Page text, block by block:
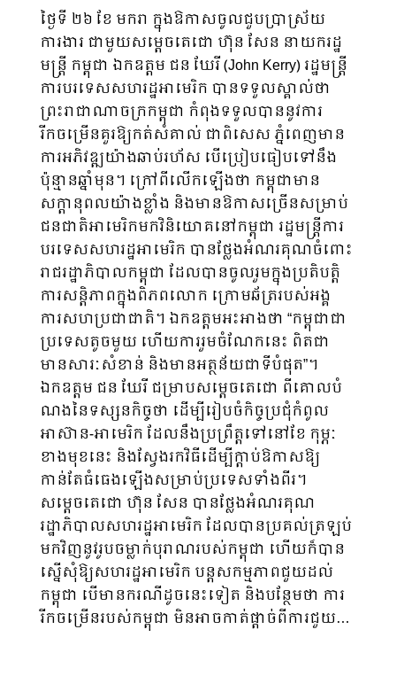
ថ្ងៃទី ២៦ ខែ មករា ក្នុងឱកាសចូលជួបប្រាស្រ័យ
ការងារ ជាមួយសម្តេចតេជោ ហ៊ុន សែន នាយករដ្ឋ
មន្ត្រី កម្ពុជា ឯកឧត្តម ជន ឃែរី (John Kerry) រដ្ឋមន្ត្រី
ការបរទេសសហរដ្ឋអាមេរិក បានទទួលស្គាល់ថា
ព្រះរាជា​ណាចក្រកម្ពុជា កំពុងទទួលបាននូវការ
រីកចម្រើនគួរឱ្យកត់សំគាល់​ ជាពិសេស ភ្នំពេញមាន
ការអភិវឌ្ឍយ៉ាង​ឆាប់រហ័ស បើប្រៀបធៀបទៅនឹង
ប៉ុន្មានឆ្នាំមុន។ ក្រៅពីលើកឡើងថា កម្ពុជាមាន
សក្ដានុពលយ៉ាងខ្លាំង និង​មានឱកាសច្រើនសម្រាប់
ជនជាតិអាមេរិកមកវិនិយោគនៅកម្ពុជា រដ្ឋមន្ត្រីការ
បរទេសសហរដ្ឋអាមេរិក បាន​ថ្លែង​អំណរគុណចំពោះ
រាជរដ្ឋាភិបាលកម្ពុជា ដែលបានចូលរួមក្នុងប្រតិបត្តិ
ការសន្តិភាពក្នុងពិភពលោក ក្រោម​ឆ័ត្ររបស់អង្គ
ការសហប្រជាជាតិ។ ឯកឧត្តមអះអាងថា “កម្ពុជាជា
ប្រទេសតូចមួយ ហើយការរួមចំណែកនេះ ពិតជា
មានសារៈសំខាន់ និងមានអត្ថន័យជាទីបំផុត”។
ឯកឧត្ដម ជន ឃែរី ជម្រាបសម្ដេចតេជោ ពីគោល​បំ​
ណង​នៃទស្សនកិច្ចថា ដើម្បីរៀបចំកិច្ចប្រជុំកំពូល
អាស៊ាន-អាមេរិក ដែលនឹងប្រព្រឹត្តទៅនៅខែ កុម្ភៈ
ខាងមុខ​នេះ និងស្វែងរកវិធីដើម្បីក្ដាប់ឱកាសឱ្យ
កាន់តែធំធេងឡើងសម្រាប់ប្រទេសទាំងពីរ។
សម្ដេចតេជោ ហ៊ុន សែន បានថ្លែងអំណរគុណ
រដ្ឋាភិបាលសហរដ្ឋអាមេរិក ដែលបានប្រគល់ត្រឡប់
មកវិញនូវរូបចម្លាក់បុរាណរបស់​កម្ពុជា ហើយក៏បាន
ស្នើសុំឱ្យសហរដ្ឋអាមេរិក បន្តសកម្មភាពជួយដល់
កម្ពុជា បើមានករណីដូចនេះទៀត និង​បន្ថែមថា ការ
រីកចម្រើនរបស់កម្ពុជា មិនអាចកាត់ផ្ដាច់ពីការជួយ…